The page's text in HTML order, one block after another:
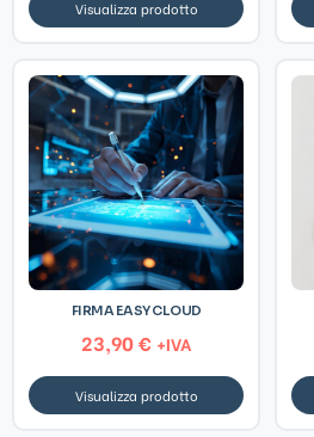
Visualizza prodotto
FIRMA EASY CLOUD
23,90€ +IVA
Visualizza prodotto